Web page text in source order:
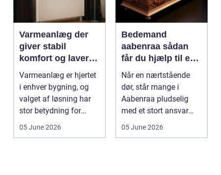
Varmeanlæg der
giver stabil
komfort og lavere
energiregning
Varmeanlæg er hjertet
i enhver bygning, og
valget af løsning har
stor betydning for
b&a...
05 June 2026
Bedemand
aabenraa sådan
får du hjælp til en
værdig afsked
Når en nærtstående
dør, står mange i
Aabenraa pludselig
med et stort ansvar
midt i sorgen.
05 June 2026